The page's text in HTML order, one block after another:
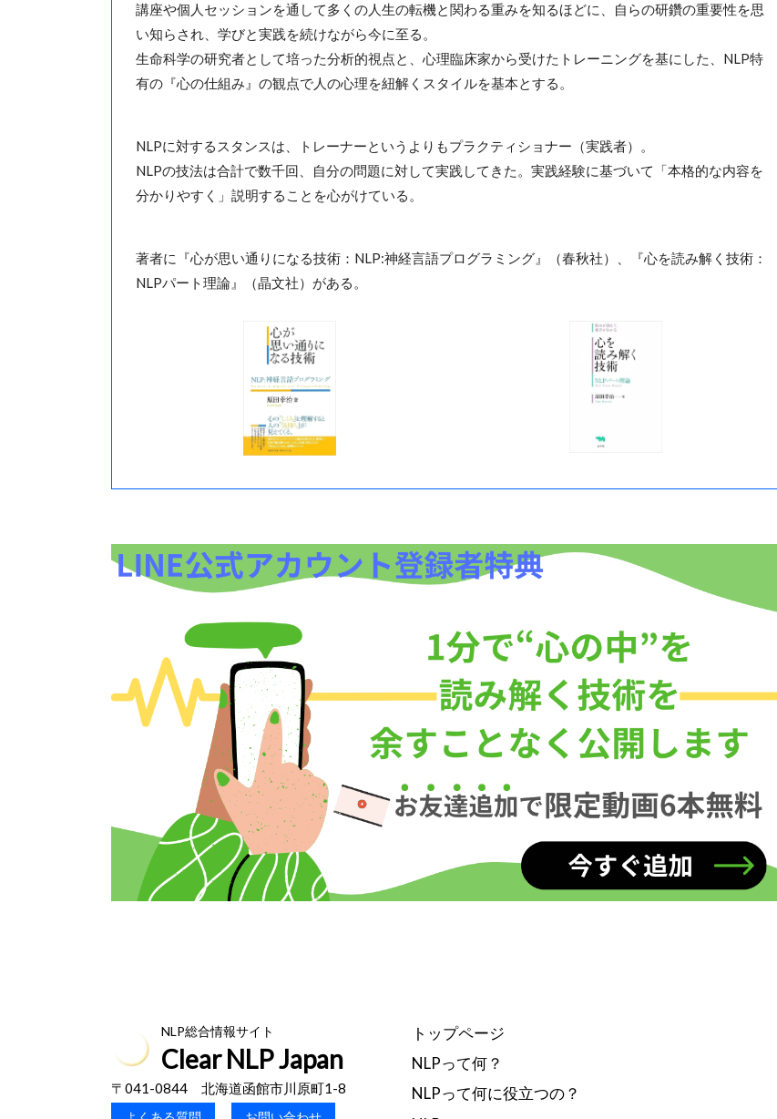
講座や個人セッションを通して多くの人生の転機と関わる重みを知るほどに、自らの研鑽の重要性を思
い知らされ、学びと実践を続けながら今に至る。
生命科学の研究者として培った分析的視点と、心理臨床家から受けたトレーニングを基にした、NLP特
有の『心の仕組み』の観点で人の心理を紐解くスタイルを基本とする。
NLPに対するスタンスは、トレーナーというよりもプラクティショナー（実践者）。
NLPの技法は合計で数千回、自分の問題に対して実践してきた。実践経験に基づいて「本格的な内容を
分かりやすく」説明することを心がけている。
著者に『心が思い通りになる技術：NLP:神経言語プログラミング』（春秋社）、『心を読み解く技術：
NLPパート理論』（晶文社）がある。
NLP総合情報サイト
Clear NLP Japan
〒041-0844 北海道函館市川原町1-8
トップページ
NLPって何？
NLPって何に役立つの？